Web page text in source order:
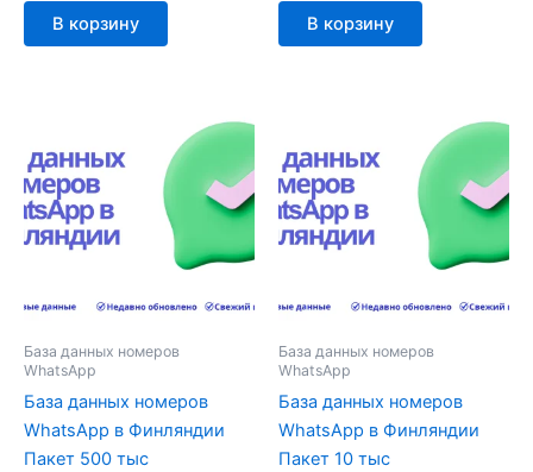
В корзину В корзину
База данных номеров
WhatsApp
База данных номеров
WhatsApp в Финляндии
Пакет 500 тыс
База данных номеров
WhatsApp
База данных номеров
WhatsApp в Финляндии
Пакет 10 тыс